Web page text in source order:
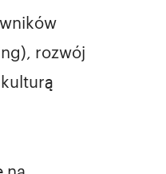
rozwój